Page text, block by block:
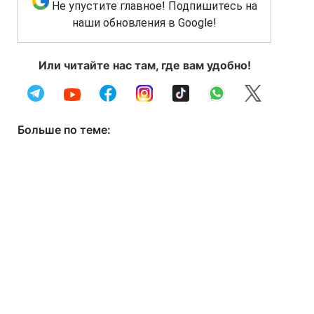
Не упустите главное! Подпишитесь на
наши обновления в Google!
Или читайте нас там, где вам удобно!
Больше по теме: